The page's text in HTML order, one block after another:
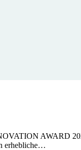
AWARD
erhebliche…